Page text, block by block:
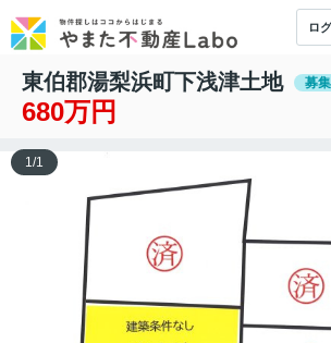
ロ
東伯郡湯梨浜町下浅津土地 募
680万円
1/1